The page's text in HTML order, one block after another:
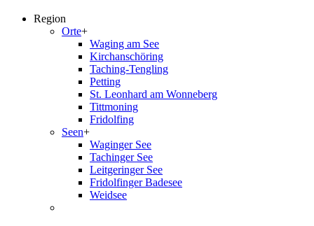
Region
Orte+
Waging am See
Kirchanschöring
Taching-Tengling
Petting
St. Leonhard am Wonneberg
Tittmoning
Fridolfing
Seen+
Waginger See
Tachinger See
Leitgeringer See
Fridolfinger Badesee
Weidsee